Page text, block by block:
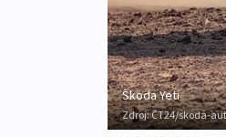
Škoda Yeti
Zdroj:ČT24/skoda-